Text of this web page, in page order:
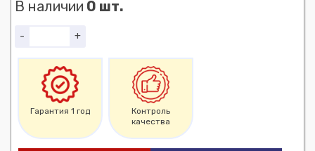
В наличии 0 шт.
- +
Гарантия 1 год
Контроль
качества